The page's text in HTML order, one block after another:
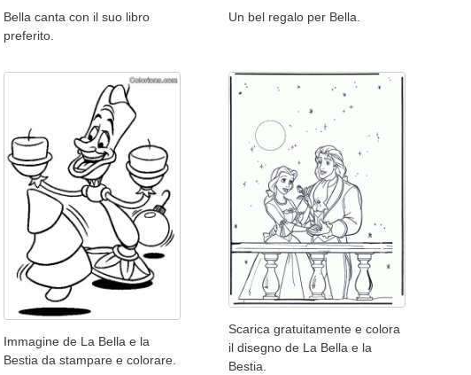
Bella canta con il suo libro
preferito.
Un bel regalo per Bella.
Immagine de La Bella e la
Bestia da stampare e colorare.
Scarica gratuitamente e colora
il disegno de La Bella e la
Bestia.